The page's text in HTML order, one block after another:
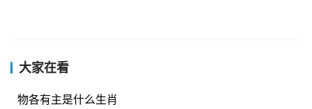
大家在看
物各有主是什么生肖